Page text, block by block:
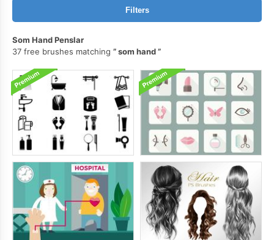
Filters
Som Hand Penslar
37 free brushes matching
som hand